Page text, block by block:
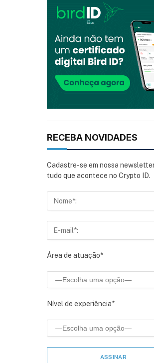
RECEBA NOVIDADES
Cadastre-se em nossa
tudo que acontece no Crypto ID.
Área de atuação*
Nível de experiência*